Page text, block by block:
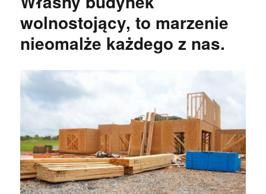
wolnostojący, to marzenie
nieomalże każdego z nas.